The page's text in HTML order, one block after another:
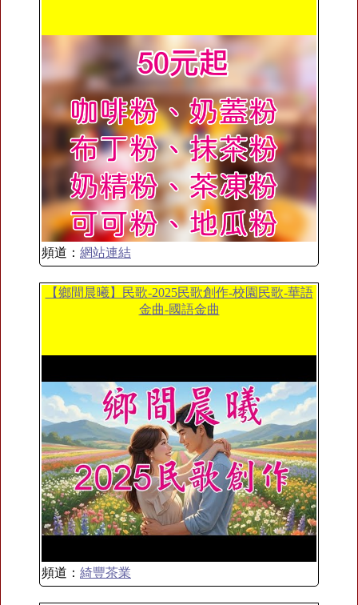
頻道： 網站連結
【鄉間晨曦】民歌-2025民歌創作-校園民歌-華語
金曲-國語金曲
頻道： 綺豐茶業